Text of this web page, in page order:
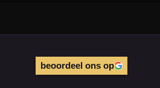
beoordeel ons op